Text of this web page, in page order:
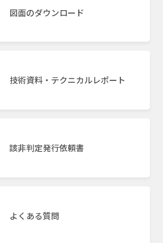
図面のダウンロード
技術資料・テクニカルレポート
該非判定発行依頼書
よくある質問